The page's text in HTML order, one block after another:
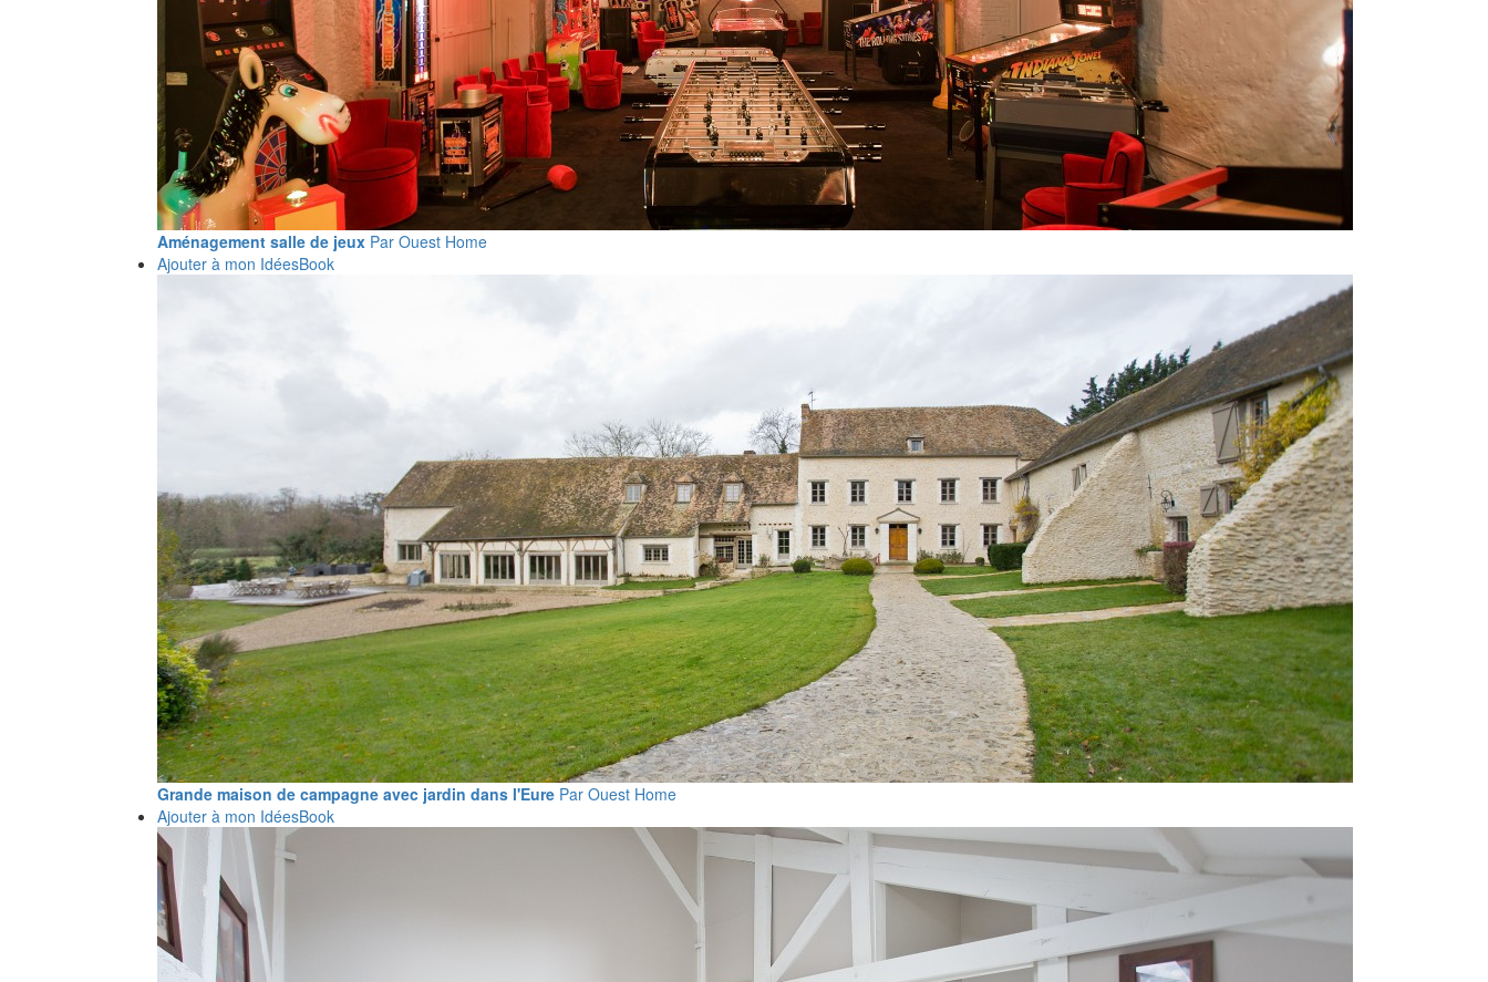
Aménagement salle de jeux Par Ouest Home
Ajouter à mon IdéesBook
Grande maison de campagne avec jardin dans l'Eure Par Ouest Home
Ajouter à mon IdéesBook